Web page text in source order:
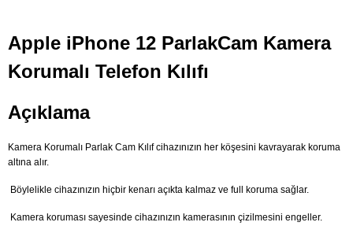
Apple iPhone 12 ParlakCam Kamera
Korumalı Telefon Kılıfı
Açıklama
Kamera Korumalı Parlak Cam Kılıf cihazınızın her köşesini kavrayarak koruma
altına alır.
Böylelikle cihazınızın hiçbir kenarı açıkta kalmaz ve full koruma sağlar.
Kamera koruması sayesinde cihazınızın kamerasının çizilmesini engeller.